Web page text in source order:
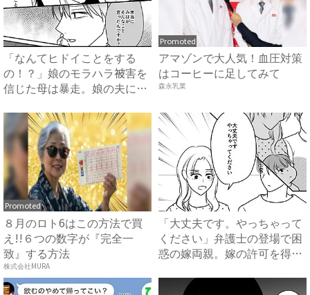
「なんてヒドイことをする
の！？」娘のモラハラ被害を
信じた母は暴走。娘の夫に電
Promoted
アマゾンで大人気！血圧対策
はコーヒーに足してみて
森永乳業
Promoted
８月のロト6はこの方法で買
え!!６つの数字が『完全一
致』する方法
株式会社MURA
「大丈夫です。やっちゃって
ください」弁護士の登場で困
惑の嫁両親。嫁の許可を得た